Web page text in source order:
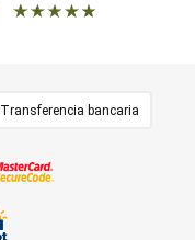
Transferencia bancaria